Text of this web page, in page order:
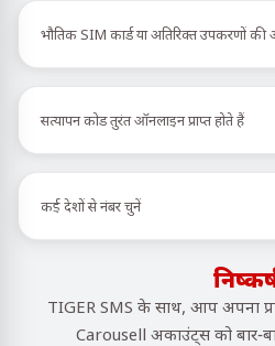
भौतिक SIM कार्ड या अतिरिक्त उपकरणों
सत्यापन कोड तुरंत ऑनलाइन प्राप्त होते हैं
कई देशों से नंबर चुनें
TIGER SMS के साथ, आप अपना
Carousell अकाउंट्स को बार-